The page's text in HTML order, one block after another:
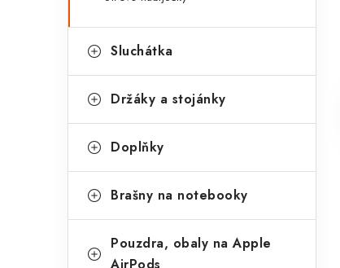
Sluchátka
Držáky a stojánky
Doplňky
Brašny na notebooky
Pouzdra, obaly na Apple